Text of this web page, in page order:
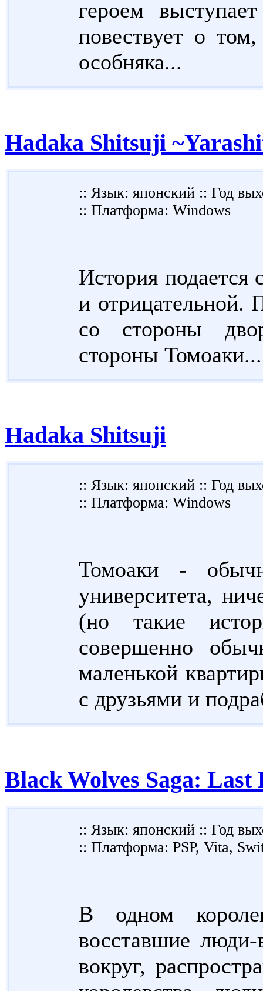
героем
повествует о
особняка...
Hadaka Shitsuji
:: Язык: японский :: Год
:: Платформа: Windows
История подается
и отрицательной.
со стороны
стороны Томоаки...
Hadaka Shitsuji
:: Язык: японский :: Год
:: Платформа: Windows
Томоаки -
университета,
(но такие
совершенно
маленькой
с друзьями и
Black Wolves Saga: Last
:: Язык: японский :: Год
:: Платформа: PSP, Vita,
В одном
восставшие
вокруг,